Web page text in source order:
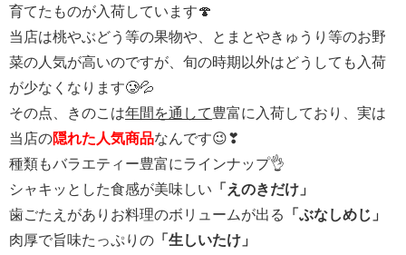
育てたものが入荷しています🍄
当店は桃やぶどう等の果物や、とまとやきゅうり等のお野
菜の人気が高いのですが、旬の時期以外はどうしても入荷
が少なくなります🥲💦
その点、きのこは年間を通して豊富に入荷しており、実は
当店の隠れた人気商品なんです😉❣
種類もバラエティー豊富にラインナップ👌
シャキッとした食感が美味しい 「えのきだけ」
歯ごたえがありお料理のボリュームが出る 「ぶなしめじ」
肉厚で旨味たっぷりの 「生しいたけ」